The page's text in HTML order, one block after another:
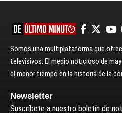
Somos una multiplataforma que
televisivos. El medio noticioso de
el menor tiempo en la historia de la
Newsletter
Suscríbete a nuestro boletín de